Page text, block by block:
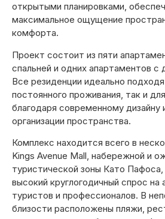
открытыми планировками,
максимальное ощущение
комфорта.
Проект состоит из пяти
спальней и одних апартаментов с
Все резиденции идеально
постоянного проживания, так и
благодаря современному дизайну
организации пространства.
Комплекс находится всего в
Kings Avenue Mall, набережной и
туристической зоны Като
высокий круглогодичный спрос на
туристов и профессионалов. В
близости расположены пляжи,